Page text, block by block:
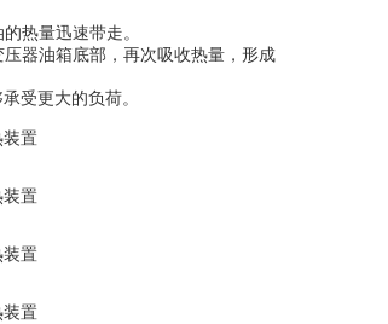
热量迅速带走。
器油箱底部，再次吸收热量，形成
受更大的负荷。